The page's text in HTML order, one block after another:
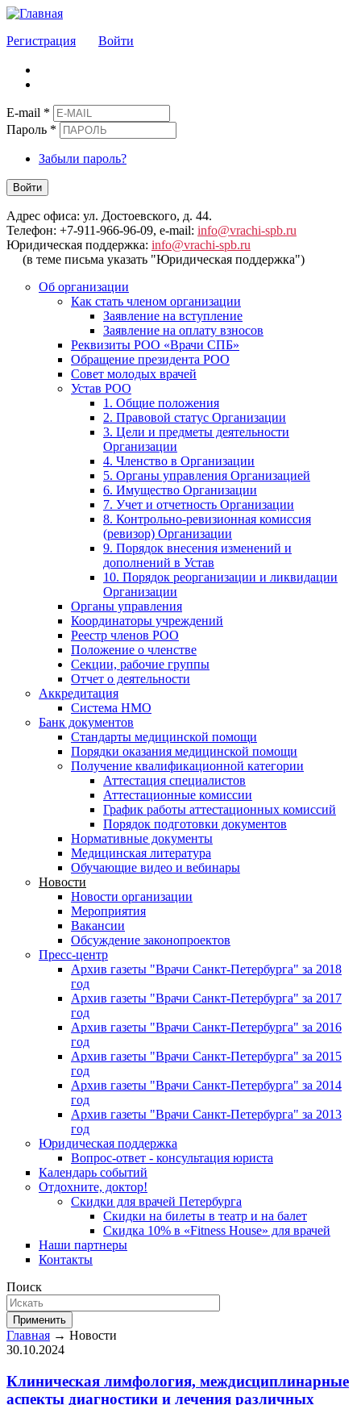
Регистрация Войти
E-mail *
Пароль *
Забыли пароль?
Войти
Адрес офиса: ул. Достоевского, д. 44.
Телефон: +7-911-966-96-09, e-mail: info@vrachi-spb.ru
Юридическая поддержка: info@vrachi-spb.ru
(в теме письма указать "Юридическая поддержка")
Об организации
Как стать членом организации
Заявление на вступление
Заявление на оплату взносов
Реквизиты РОО «Врачи СПБ»
Обращение президента РОО
Совет молодых врачей
Устав РОО
1. Общие положения
2. Правовой статус Организации
3. Цели и предметы деятельности
Организации
4. Членство в Организации
5. Органы управления Организацией
6. Имущество Организации
7. Учет и отчетность Организации
8. Контрольно-ревизионная комиссия
(ревизор) Организации
9. Порядок внесения изменений и
дополнений в Устав
10. Порядок реорганизации и ликвидации
Организации
Органы управления
Координаторы учреждений
Реестр членов РОО
Положение о членстве
Секции, рабочие группы
Отчет о деятельности
Аккредитация
Система НМО
Банк документов
Стандарты медицинской помощи
Порядки оказания медицинской помощи
Получение квалификационной категории
Аттестация специалистов
Аттестационные комиссии
График работы аттестационных комиссий
Порядок подготовки документов
Нормативные документы
Медицинская литература
Обучающие видео и вебинары
Новости
Новости организации
Мероприятия
Вакансии
Обсуждение законопроектов
Пресс-центр
Архив газеты "Врачи Санкт-Петербурга" за 2018
год
Архив газеты "Врачи Санкт-Петербурга" за 2017
год
Архив газеты "Врачи Санкт-Петербурга" за 2016
год
Архив газеты "Врачи Санкт-Петербурга" за 2015
год
Архив газеты "Врачи Санкт-Петербурга" за 2014
год
Архив газеты "Врачи Санкт-Петербурга" за 2013
год
Юридическая поддержка
Вопрос-ответ - консультация юриста
Календарь событий
Отдохните, доктор!
Скидки для врачей Петербурга
Скидки на билеты в театр и на балет
Скидка 10% в «Fitness House» для врачей
Наши партнеры
Контакты
Поиск
Применить
Главная → Новости
30.10.2024
Клиническая лимфология, междисциплинарные
аспекты диагностики и лечения различных